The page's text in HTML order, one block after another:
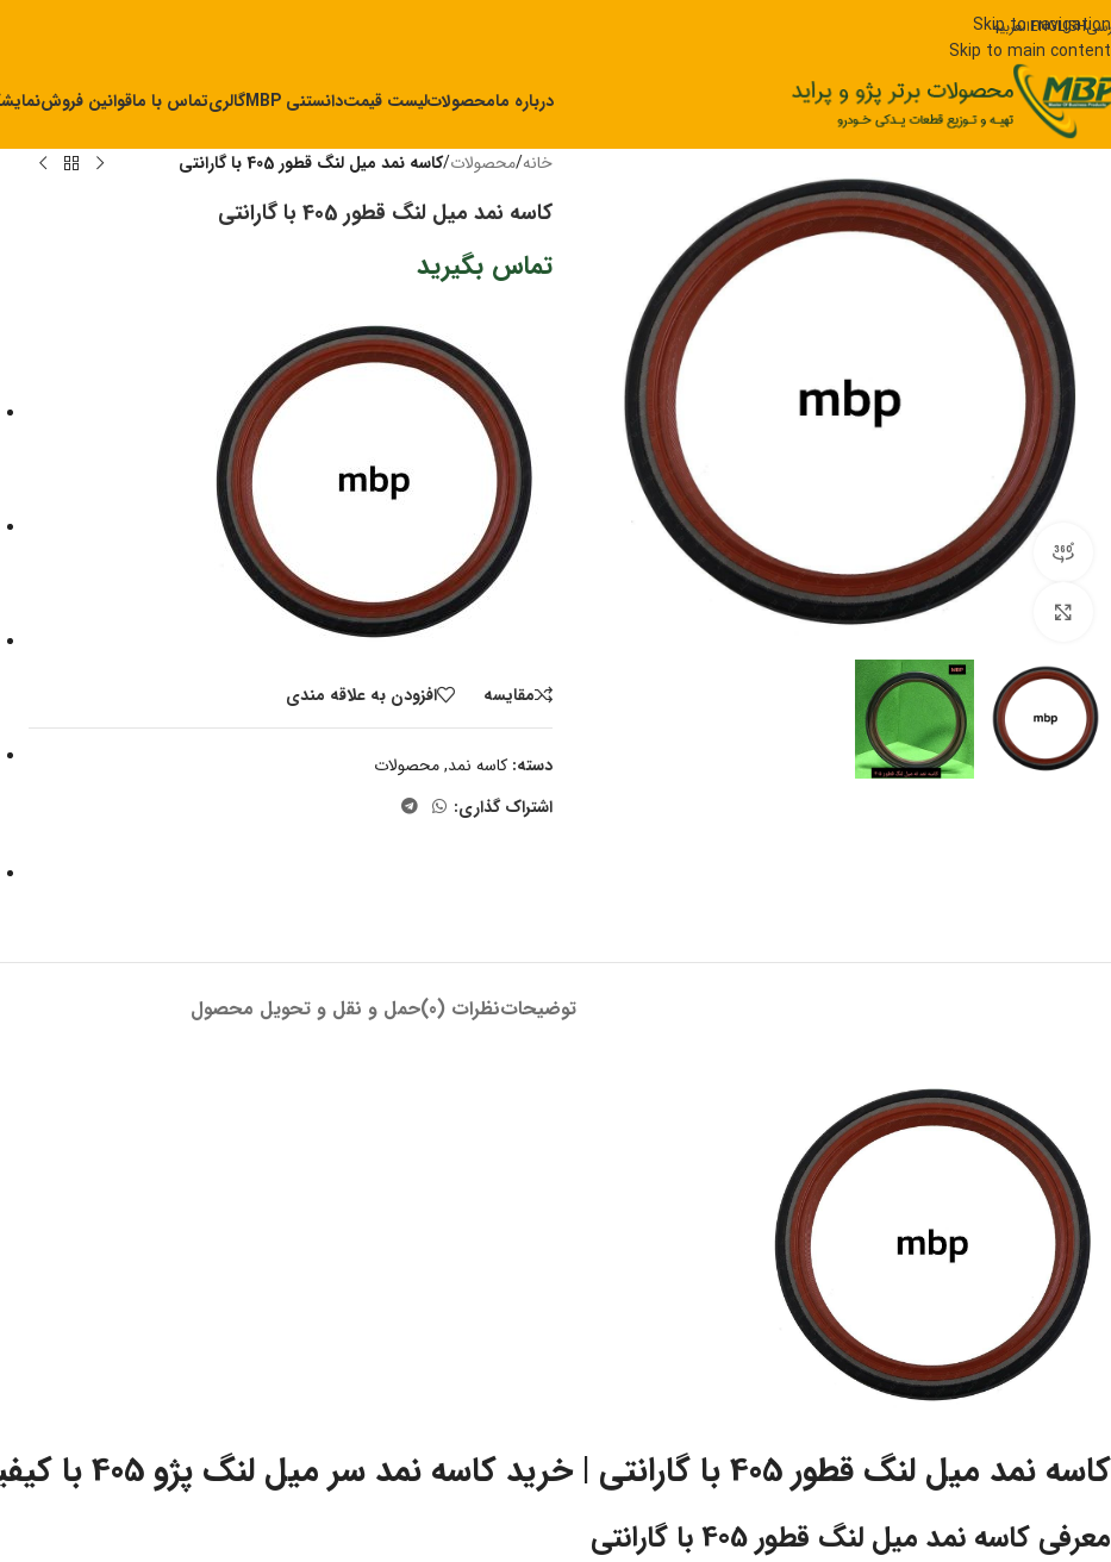
Skip to navigation
Skip to main content
ENGLISHالعربیه
درباره مامحصولاتلیست قیمتدانستنی MBP گالریتماس با ماقوانین فروش
مشاهده 360 درجه
برای بزرگنمایی کلیک کنید
خانه/محصولات/کاسه نمد میل لنگ قطور 405 با گارانتی
کاسه نمد میل لنگ قطور 405 با گارانتی
تماس بگیرید
مقايسه افزودن به علاقه مندی
دسته: کاسه نمد, محصولات
اشتراک گذاری:
توضیحاتنظرات (0) حمل و نقل و تحویل محصول
کاسه نمد میل لنگ قطور 405 با گارانتی | خرید کاسه نمد سر میل لنگ پژو 405 با کیفیت بالا
معرفی کاسه نمد میل لنگ قطور 405 با گارانتی